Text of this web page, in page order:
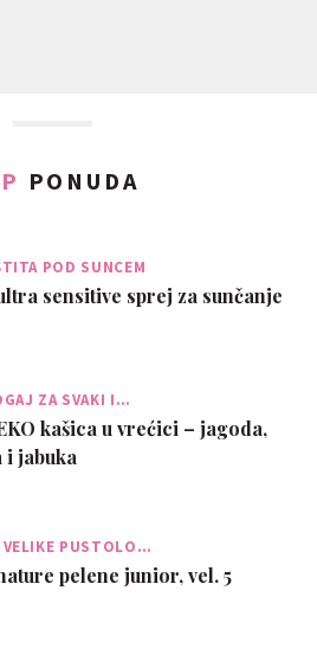
PONUDA
POD SUNCEM
sensitive sprej za sunčanje
ZA SVAKI I…
kašica u vrećici – jagoda,
jabuka
VELIKE PUSTOLO…
pelene junior, vel. 5